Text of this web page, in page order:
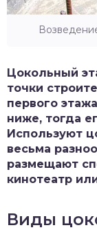
Цокольный
точки
первого
ниже, тогда
Используют
весьма
размещают
кинотеатр
Виды